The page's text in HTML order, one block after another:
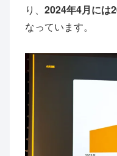
り、 2024年4月には
なっています。